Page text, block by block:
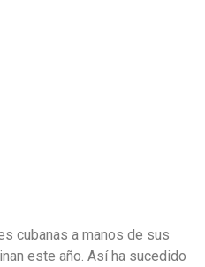
cubanas a manos de sus
este año. Así ha sucedido